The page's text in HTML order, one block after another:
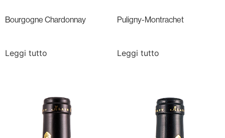
Bourgogne Chardonnay
Leggi tutto
Puligny-Montrachet
Leggi tutto